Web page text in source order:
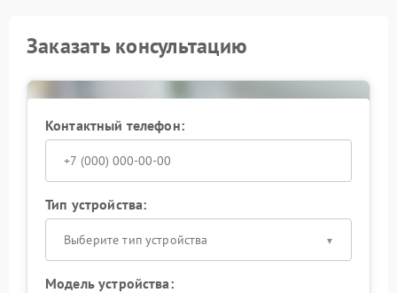
Заказать консультацию
Контактный телефон:
Тип устройства:
Выберите тип устройства
Модель устройства: